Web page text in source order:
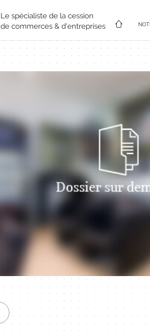
Le spécialiste de la cession
de commerces & d'entreprises